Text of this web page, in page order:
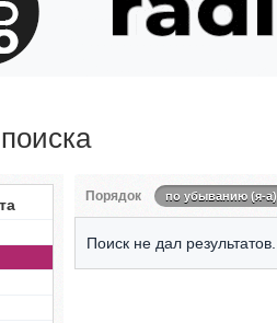
Порядок по убыванию (я-а)
Поиск не дал результатов.